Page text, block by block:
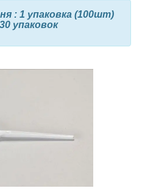
: 1 упаковка (100шт)
упаковок